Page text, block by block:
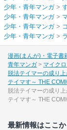
少年・青年マンガ>
少年・青年マンガ>
少年・青年マンガ>
少年・青年マンガ>
漫画(まんが)・電子書
青年マンガ
マイク
脱法テイマーの成り
テイマす～ THE
脱法テイマーの成り
テイマす～ THE
最新情報はここか